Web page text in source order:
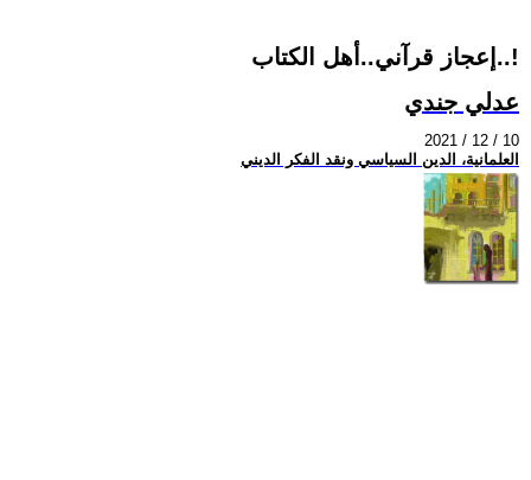
إعجاز قرآني..أهل الكتاب..!
عدلي جندي
2021 / 12 / 10
العلمانية، الدين السياسي ونقد الفكر الديني